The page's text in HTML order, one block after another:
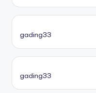
gading33
gading33